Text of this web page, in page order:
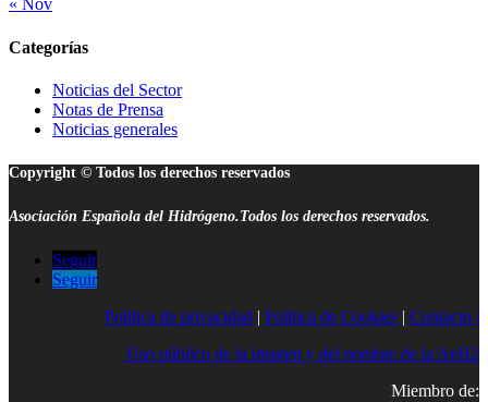
« Nov
Categorías
Noticias del Sector
Notas de Prensa
Noticias generales
Copyright © Todos los derechos reservados
Asociación Española del Hidrógeno.Todos los derechos reservados.
Seguir
Seguir
Política de privacidad | Política de Cookies | Contacto |
Uso público de la imagen y del nombre de la AeH2
Miembro de: